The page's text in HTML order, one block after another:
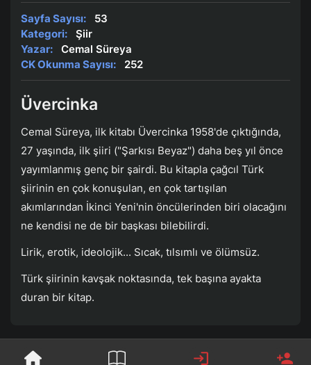
Sayfa Sayısı:
53
Kategori:
Şiir
Yazar:
Cemal Süreya
CK Okunma Sayısı:
252
Üvercinka
Cemal Süreya, ilk kitabı Üvercinka 1958'de çıktığında,
27 yaşında, ilk şiiri ("Şarkısı Beyaz") daha beş yıl önce
yayımlanmış genç bir şairdi. Bu kitapla çağcıl Türk
şiirinin en çok konuşulan, en çok tartışılan
akımlarından İkinci Yeni'nin öncülerinden biri olacağını
ne kendisi ne de bir başkası bilebilirdi.
Lirik, erotik, ideolojik... Sıcak, tılsımlı ve ölümsüz.
Türk şiirinin kavşak noktasında, tek başına ayakta
duran bir kitap.